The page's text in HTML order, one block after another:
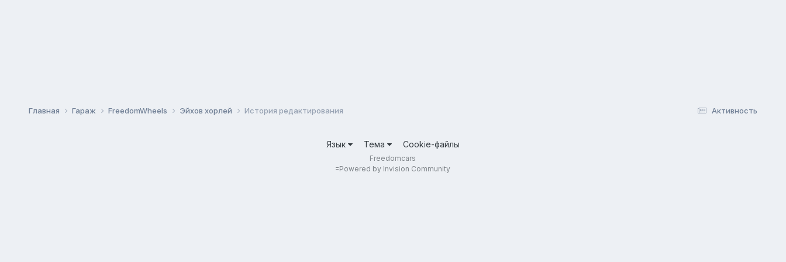
Активность
Главная Гараж FreedomWheels Эйхов хорлей История редактирования
Язык Тема Cookie-файлы
Freedomcars
=Powered by Invision Community